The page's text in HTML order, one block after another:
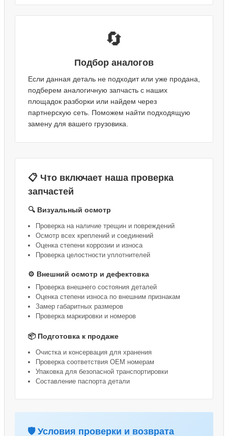
🔄
Подбор аналогов
Если данная деталь не подходит или уже продана,
подберем аналогичную запчасть с наших
площадок разборки или найдем через
партнерскую сеть. Поможем найти подходящую
замену для вашего грузовика.
📋 Что включает наша проверка
запчастей
🔍 Визуальный осмотр
Проверка на наличие трещин и повреждений
Осмотр всех креплений и соединений
Оценка степени коррозии и износа
Проверка целостности уплотнителей
⚙️ Внешний осмотр и дефектовка
Проверка внешнего состояния деталей
Оценка степени износа по внешним признакам
Замер габаритных размеров
Проверка маркировки и номеров
📦 Подготовка к продаже
Очистка и консервация для хранения
Проверка соответствия OEM номерам
Упаковка для безопасной транспортировки
Составление паспорта детали
🛡️ Условия проверки и возврата